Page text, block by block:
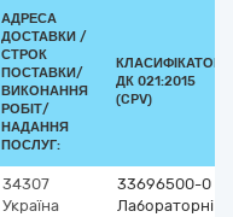
АДРЕСА
ДОСТАВКИ /
СТРОК
ПОСТАВКИ/
ВИКОНАННЯ
РОБІТ/
НАДАННЯ
ПОСЛУГ:
КЛАСИФІКАТОР
ДК 021:2015
(CPV)
34307
Україна
33696500-0
Лабораторні